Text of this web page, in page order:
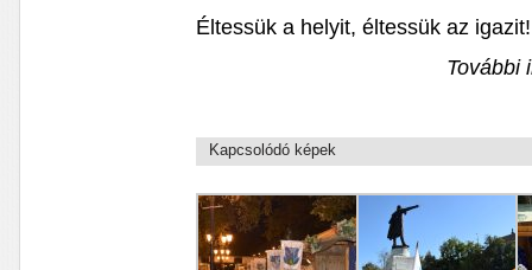
Éltessük a helyit, éltessük az igazit!
További
Kapcsolódó képek